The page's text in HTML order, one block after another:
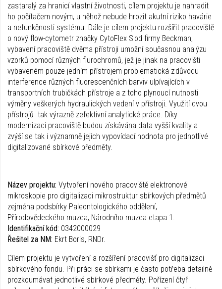
zastaralý za hranicí vlastní životnosti, cílem projektu je nahradit
ho počítačem novým, u něhož nebude hrozit akutní riziko havárie
a nefunkčnosti systému. Dále je cílem projektu rozšířit pracoviště
o nový flow-cytometr značky CytoFlex S od firmy Beckman,
vybavení pracoviště dvěma přístroji umožní současnou analýzu
vzorků pomocí různých flurochromů, jež je jinak na pracovišti
vybaveném pouze jedním přístrojem problematická z důvodu
interference různých fluorescenčních barviv ulpívajících v
transportních trubičkách přístroje a z toho plynoucí nutnosti
výměny veškerých hydraulických vedení v přístroji. Využití dvou
přístrojů tak výrazně zefektivní analytické práce. Díky
modernizaci pracoviště budou získávána data vyšší kvality a
zvýší se tak i významně jejich vypovídací hodnota pro jednotlivé
digitalizované sbírkové předměty.
Název projektu: Vytvoření nového pracoviště elektronové
mikroskopie pro digitalizaci mikrostruktur sbírkových předmětů
zejména podsbírky Paleontologického oddělení,
Přírodovědeckého muzea, Národního muzea etapa 1.
Identifikační kód: 0342000029
Řešitel za NM: Ekrt Boris, RNDr.
Cílem projektu je vytvoření a rozšíření pracovišť pro digitalizaci
sbírkového fondu. Při práci se sbírkami je často potřeba detailně
prozkoumávat jednotlivé sbírkové předměty. Pořízení čtyř